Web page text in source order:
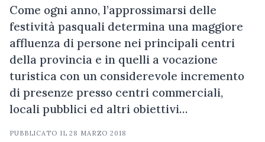
Come ogni anno, l’approssimarsi delle
festività pasquali determina una maggiore
affluenza di persone nei principali centri
della provincia e in quelli a vocazione
turistica con un considerevole incremento
di presenze presso centri commerciali,
locali pubblici ed altri obiettivi…
PUBBLICATO IL28 MARZO 2018